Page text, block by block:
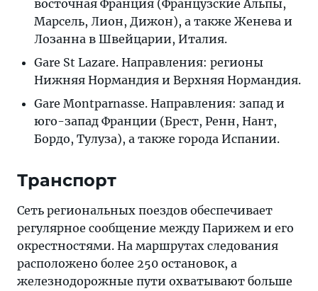
восточная Франция (Французские Альпы,
Марсель, Лион, Дижон), а также Женева и
Лозанна в Швейцарии, Италия.
Gare St Lazare. Направления: регионы
Нижняя Нормандия и Верхняя Нормандия.
Gare Montparnasse. Направления: запад и
юго-запад Франции (Брест, Ренн, Нант,
Бордо, Тулуза), а также города Испании.
Транспорт
Сеть региональных поездов обеспечивает
регулярное сообщение между Парижем и его
окрестностями. На маршрутах следования
расположено более 250 остановок, а
железнодорожные пути охватывают больше